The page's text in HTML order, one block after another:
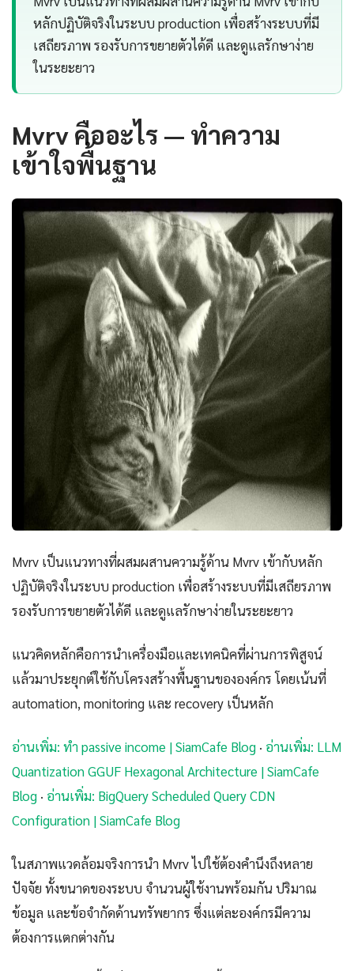
หลักปฏิบัติจริงในระบบ production เพื่อสร้างระบบที่มี
เสถียรภาพ รองรับการขยายตัวได้ดี และดูแลรักษาง่าย
ในระยะยาว
Mvrv คืออะไร — ทำความ
เข้าใจพื้นฐาน
Mvrv เป็นแนวทางที่ผสมผสานความรู้ด้าน Mvrv เข้ากับหลัก
ปฏิบัติจริงในระบบ production เพื่อสร้างระบบที่มีเสถียรภาพ
รองรับการขยายตัวได้ดี และดูแลรักษาง่ายในระยะยาว
แนวคิดหลักคือการนำเครื่องมือและเทคนิคที่ผ่านการพิสูจน์
แล้วมาประยุกต์ใช้กับโครงสร้างพื้นฐานขององค์กร โดยเน้นที่
automation, monitoring และ recovery เป็นหลัก
อ่านเพิ่ม: ทํา passive income | SiamCafe Blog · อ่านเพิ่ม: LLM
Quantization GGUF Hexagonal Architecture | SiamCafe
Blog · อ่านเพิ่ม: BigQuery Scheduled Query CDN
Configuration | SiamCafe Blog
ในสภาพแวดล้อมจริงการนำ Mvrv ไปใช้ต้องคำนึงถึงหลาย
ปัจจัย ทั้งขนาดของระบบ จำนวนผู้ใช้งานพร้อมกัน ปริมาณ
ข้อมูล และข้อจำกัดด้านทรัพยากร ซึ่งแต่ละองค์กรมีความ
ต้องการแตกต่างกัน